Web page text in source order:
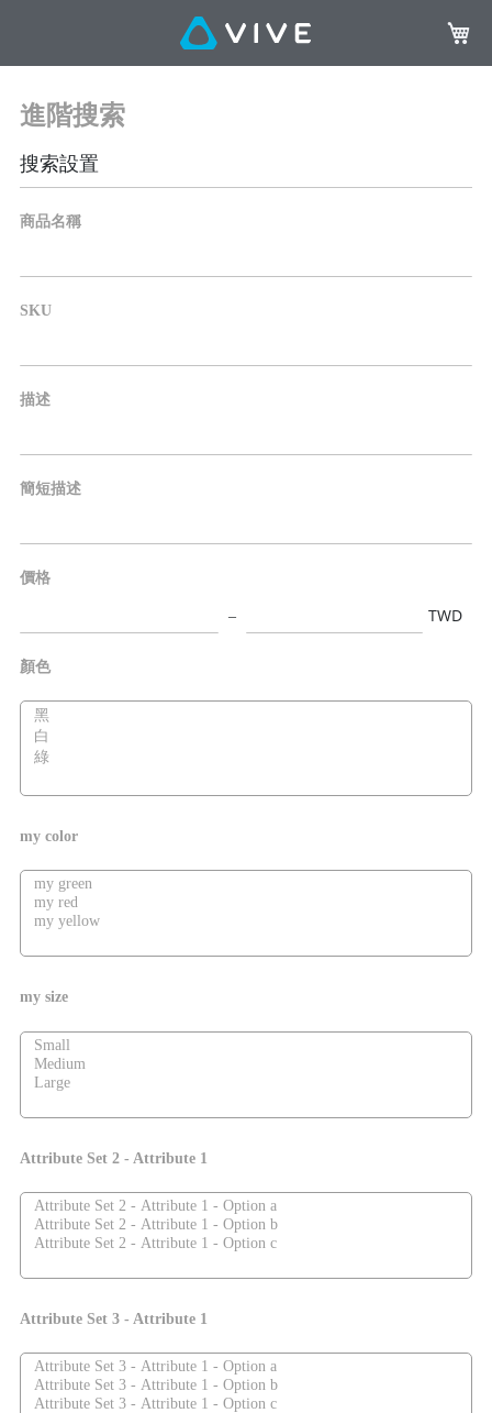
我的
進階搜索
搜索設置
商品名稱
SKU
描述
簡短描述
價格
TWD
顏色
my color
my size
Attribute Set 2 - Attribute 1
Attribute Set 3 - Attribute 1